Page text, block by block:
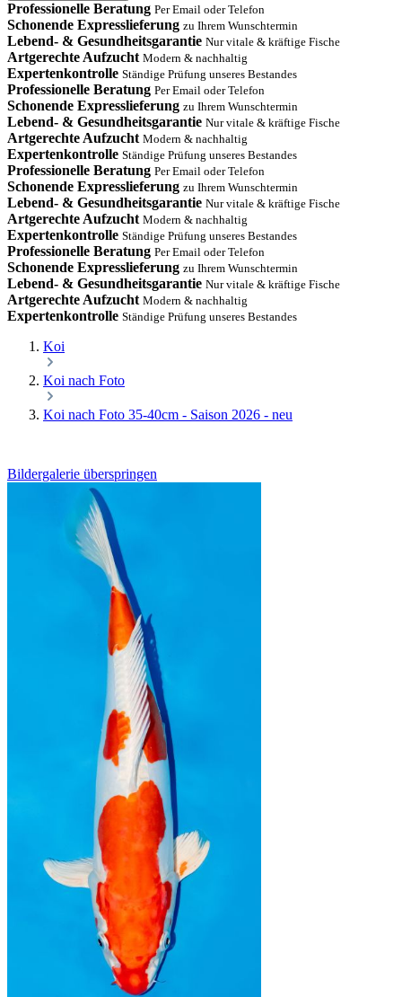
Professionelle Beratung Per Email oder Telefon
Schonende Expresslieferung zu Ihrem Wunschtermin
Lebend- & Gesundheitsgarantie Nur vitale & kräftige Fische
Artgerechte Aufzucht Modern & nachhaltig
Expertenkontrolle Ständige Prüfung unseres Bestandes
Professionelle Beratung Per Email oder Telefon
Schonende Expresslieferung zu Ihrem Wunschtermin
Lebend- & Gesundheitsgarantie Nur vitale & kräftige Fische
Artgerechte Aufzucht Modern & nachhaltig
Expertenkontrolle Ständige Prüfung unseres Bestandes
Professionelle Beratung Per Email oder Telefon
Schonende Expresslieferung zu Ihrem Wunschtermin
Lebend- & Gesundheitsgarantie Nur vitale & kräftige Fische
Artgerechte Aufzucht Modern & nachhaltig
Expertenkontrolle Ständige Prüfung unseres Bestandes
Professionelle Beratung Per Email oder Telefon
Schonende Expresslieferung zu Ihrem Wunschtermin
Lebend- & Gesundheitsgarantie Nur vitale & kräftige Fische
Artgerechte Aufzucht Modern & nachhaltig
Expertenkontrolle Ständige Prüfung unseres Bestandes
Koi
Koi nach Foto
Koi nach Foto 35-40cm - Saison 2026 - neu
Bildergalerie überspringen